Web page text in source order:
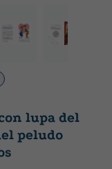
lupa del
peludo